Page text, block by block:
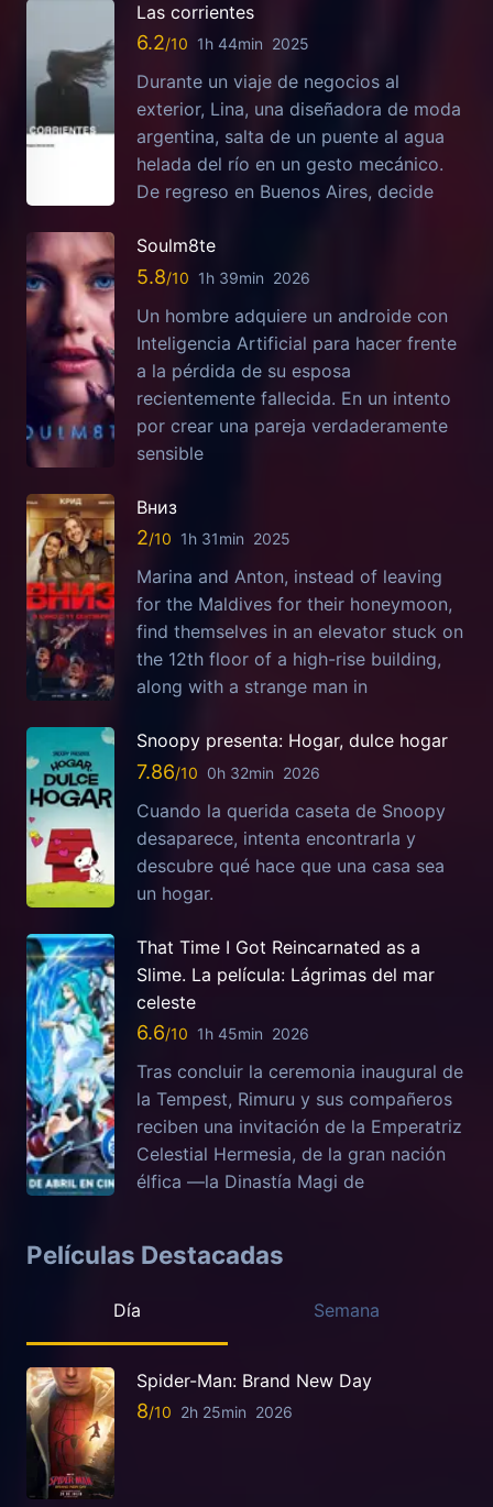
Las corrientes
6.2 1h 44min 2025
Durante un viaje de negocios al
exterior, Lina, una diseñadora de moda
argentina, salta de un puente al agua
helada del río en un gesto mecánico.
De regreso en Buenos Aires, decide
Soulm8te
5.8 1h 39min 2026
Un hombre adquiere un androide con
Inteligencia Artificial para hacer frente
a la pérdida de su esposa
recientemente fallecida. En un intento
por crear una pareja verdaderamente
sensible
Вниз
2 1h 31min 2025
Marina and Anton, instead of leaving
for the Maldives for their honeymoon,
find themselves in an elevator stuck on
the 12th floor of a high-rise building,
along with a strange man in
Snoopy presenta: Hogar, dulce hogar
7.86 0h 32min 2026
Cuando la querida caseta de Snoopy
desaparece, intenta encontrarla y
descubre qué hace que una casa sea
un hogar.
That Time I Got Reincarnated as a
Slime. La película: Lágrimas del mar
celeste
6.6 1h 45min 2026
Tras concluir la ceremonia inaugural de
la Tempest, Rimuru y sus compañeros
reciben una invitación de la Emperatriz
Celestial Hermesia, de la gran nación
élfica —la Dinastía Magi de
Películas Destacadas
Día Semana
Spider-Man: Brand New Day
8 2h 25min 2026